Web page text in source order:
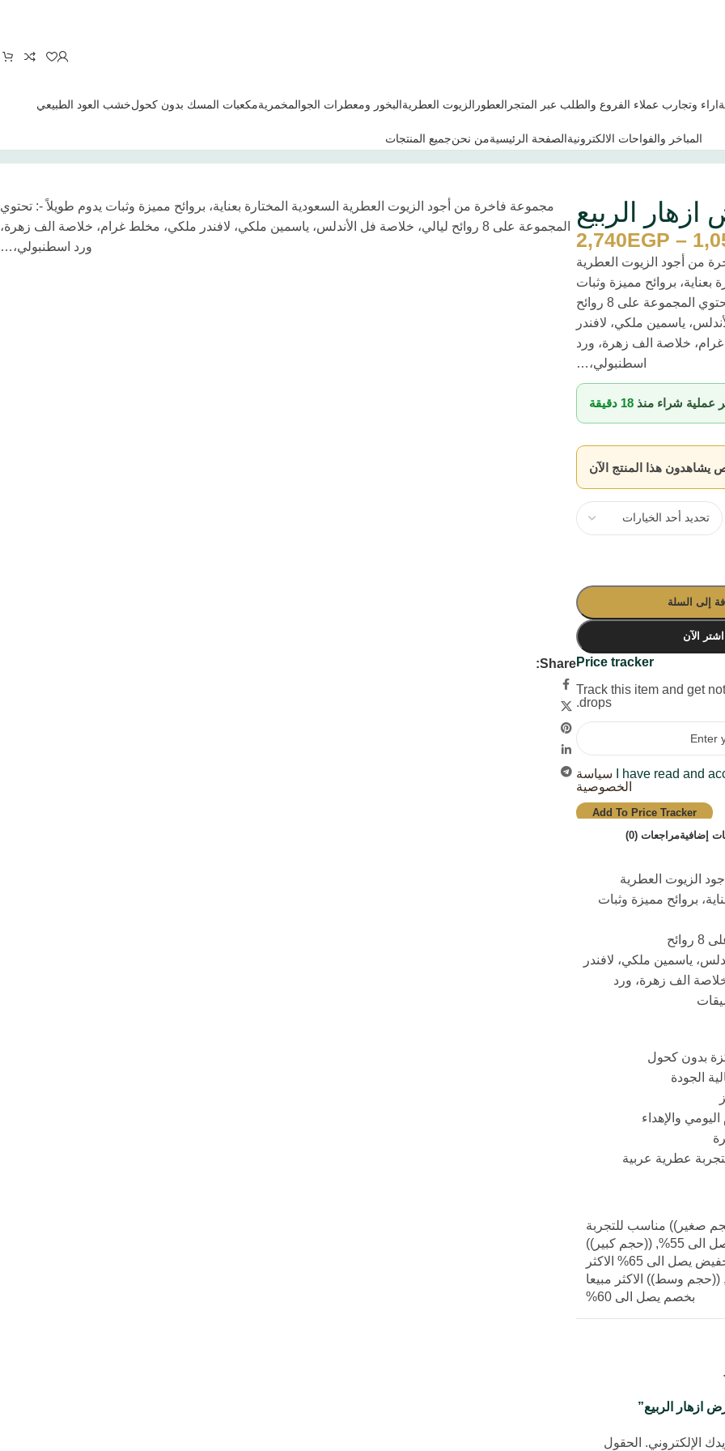
اراء وتجارب عملاء الفروع والطلب عبر المتجر العطور الزيوت العطريةالبخور ومعطرات الجوالمخمريةمكعبات المسك بدون كحولخشب العود الطبيعي
المباخر والفواحات الالكترونيةالصفحة الرئيسيةمن نحنجميع المنتجات
الربيع
–
2,740EGP
من أجود الزيوت العطرية
بعناية، بروائح مميزة وثبات
يدوم طويلاً -: تحتوي المجموعة على 8 روائح
ياسمين ملكي، لافندر
خلاصة الف زهرة، ورد
اسطنبولي،…
عملية شراء منذ18 دقيقة
يشاهدون هذا المنتج الآن
إلى السلة
اشتر الآن
Price tracker
Track this item and get
drops.
I have read and
سياسة
الخصوصية
Add To Price Tracker
Share:
إضافيةمراجعات (0)
الزيوت العطرية
بروائح مميزة وثبات
ياسمين ملكي، لافندر
الف زهرة، ورد
بدون كحول
الجودة
والإهداء
عطرية عربية
صغير)) مناسب للتجربة
55%
,((حجم كبير))
بتخفيض يصل الى 65% الاكثر
,((حجم وسط)) الاكثر مبيعا
بخصم يصل الى 60%
ازهار الربيع”
الإلكتروني. الحقول
مجموعة فاخرة من أجود الزيوت العطرية السعودية المختارة بعناية، بروائح مميزة وثبات يدوم طويلاً -: تحتوي
المجموعة على 8 روائح ليالي، خلاصة فل الأندلس، ياسمين ملكي، لافندر ملكي، مخلط غرام، خلاصة الف زهرة،
ورد اسطنبولي،…